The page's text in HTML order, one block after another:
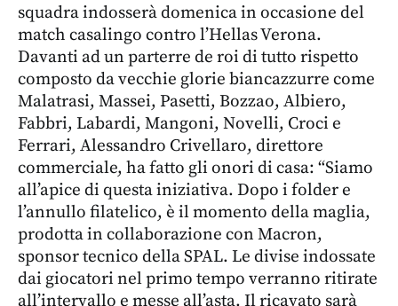
squadra indosserà domenica in occasione del
match casalingo contro l’Hellas Verona.
Davanti ad un parterre de roi di tutto rispetto
composto da vecchie glorie biancazzurre come
Malatrasi, Massei, Pasetti, Bozzao, Albiero,
Fabbri, Labardi, Mangoni, Novelli, Croci e
Ferrari, Alessandro Crivellaro, direttore
commerciale, ha fatto gli onori di casa: “Siamo
all’apice di questa iniziativa. Dopo i folder e
l’annullo filatelico, è il momento della maglia,
prodotta in collaborazione con Macron,
sponsor tecnico della SPAL. Le divise indossate
dai giocatori nel primo tempo verranno ritirate
all’intervallo e messe all’asta. Il ricavato sarà